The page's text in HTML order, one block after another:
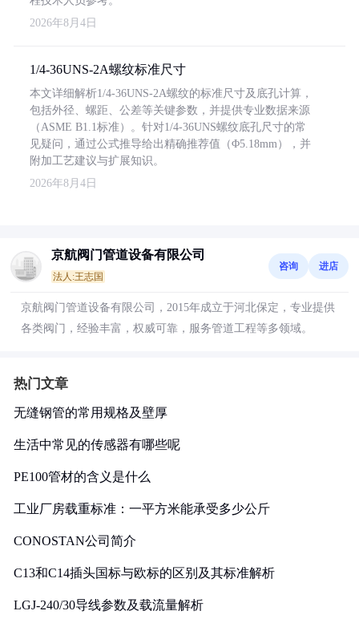
2026年8月4日
1/4-36UNS-2A螺纹标准尺寸
本文详细解析1/4-36UNS-2A螺纹的标准尺寸及底孔计算，
包括外径、螺距、公差等关键参数，并提供专业数据来源
（ASME B1.1标准）。针对1/4-36UNS螺纹底孔尺寸的常
见疑问，通过公式推导给出精确推荐值（Φ5.18mm），并
附加工艺建议与扩展知识。
2026年8月4日
京航阀门管道设备有限公司
法人:王志国
咨询 进店
京航阀门管道设备有限公司，2015年成立于河北保定，专业提供
各类阀门，经验丰富，权威可靠，服务管道工程等多领域。
热门文章
无缝钢管的常用规格及壁厚
生活中常见的传感器有哪些呢
PE100管材的含义是什么
工业厂房载重标准：一平方米能承受多少公斤
CONOSTAN公司简介
C13和C14插头国标与欧标的区别及其标准解析
LGJ-240/30导线参数及载流量解析